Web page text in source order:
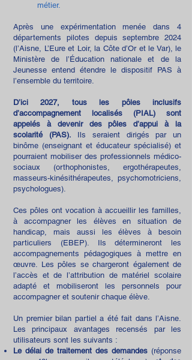
métier.
Après une expérimentation menée dans 4
départements pilotes depuis septembre 2024
(l’Aisne, L’Eure et Loir, la Côte d’Or et le Var), le
Ministère de l’Éducation nationale et de la
Jeunesse entend étendre le dispositif PAS à
l’ensemble du territoire.
D’ici 2027, tous les pôles inclusifs
d’accompagnement localisés (PIAL) sont
appelés à devenir des pôles d’appui à la
scolarité (PAS). Ils seraient dirigés par un
binôme (enseignant et éducateur spécialisé) et
pourraient mobiliser des professionnels médico-
sociaux (orthophonistes, ergothérapeutes,
masseurs-kinésithérapeutes, psychomotriciens,
psychologues).
Ces pôles ont vocation à accueillir les familles,
à accompagner les élèves en situation de
handicap, mais aussi les élèves à besoin
particuliers (EBEP). Ils détermineront les
accompagnements pédagogiques à mettre en
œuvre. Les pôles se chargeront également de
l’accès et de l’attribution de matériel scolaire
adapté et mobiliseront les personnels pour
accompagner et soutenir chaque élève.
Un premier bilan partiel a été fait dans l’Aisne.
Les principaux avantages recensés par les
utilisateurs sont les suivants :
Le délai de traitement des demandes (réponse